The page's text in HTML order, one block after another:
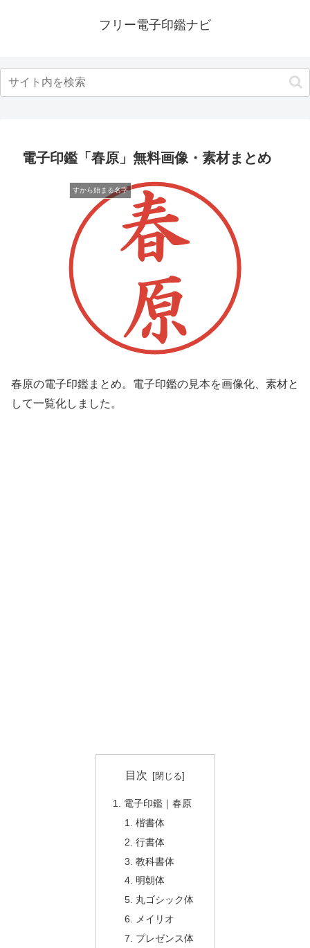
フリー電子印鑑ナビ
電子印鑑「春原」無料画像・素材まとめ
すから始まる名字
春原の電子印鑑まとめ。電子印鑑の見本を画像化、素材と
して一覧化しました。
目次
電子印鑑｜春原
楷書体
行書体
教科書体
明朝体
丸ゴシック体
メイリオ
プレゼンス体